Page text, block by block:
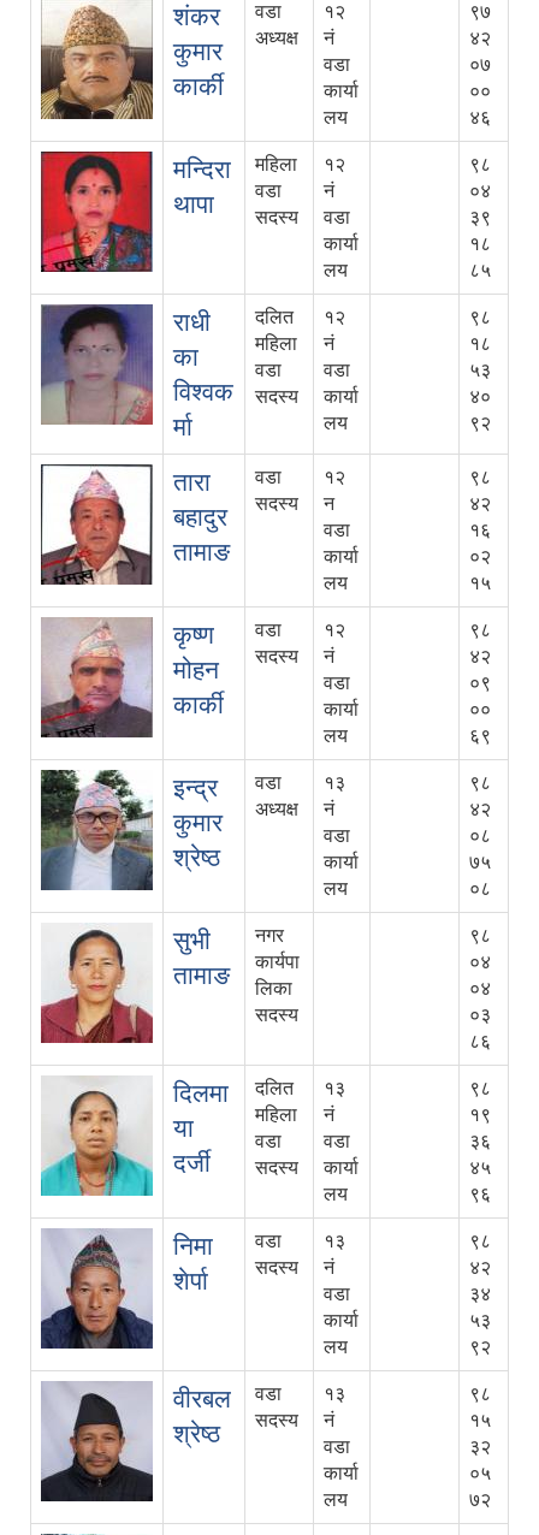
शंकर
कुमार
कार्की
वडा
अध्यक्ष
१२
नं
वडा
कार्या
लय
९७
४२
०७
००
४६
मन्दिरा
थापा
महिला
वडा
सदस्य
१२
नं
वडा
कार्या
लय
९८
०४
३९
१८
८५
राधी
का
विश्वक
र्मा
दलित
महिला
वडा
सदस्य
१२
नं
वडा
कार्या
लय
९८
१८
५३
४०
९२
तारा
बहादुर
तामाङ
वडा
सदस्य
१२
न
वडा
कार्या
लय
९८
४२
१६
०२
१५
कृष्ण
मोहन
कार्की
वडा
सदस्य
१२
नं
वडा
कार्या
लय
९८
४२
०९
००
६९
इन्द्र
कुमार
श्रेष्ठ
वडा
अध्यक्ष
१३
नं
वडा
कार्या
लय
९८
४२
०८
७५
०८
सुभी
तामाङ
नगर
कार्यपा
लिका
सदस्य
९८
०४
०४
०३
८६
दिलमा
या
दर्जी
दलित
महिला
वडा
सदस्य
१३
नं
वडा
कार्या
लय
९८
१९
३६
४५
९६
निमा
शेर्पा
वडा
सदस्य
१३
नं
वडा
कार्या
लय
९८
४२
३४
५३
९२
वीरबल
श्रेष्ठ
वडा
सदस्य
१३
नं
वडा
कार्या
लय
९८
१५
३२
०५
७२